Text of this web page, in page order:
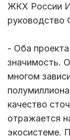
ЖКХ России
руководство
- Оба
значимость.
многом
качество
отражается
экосистеме.